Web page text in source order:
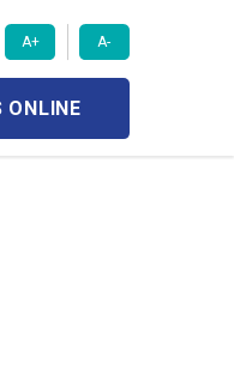
A+ A-
ONLINE